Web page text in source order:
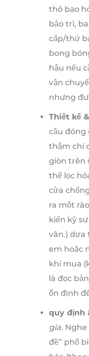
thô bạo
bảo trì,
cấp/thứ
bong
hậu nếu
vận
nhưng
Thiết kế
cầu đóng
thậm chí
giòn trên
thể lọc
cửa
ra một
kiến ​​kỹ
vân.) dựa
em hoặc
khi mua
là đọc
ổn định
quy định
gia. Nghe
đề” phổ